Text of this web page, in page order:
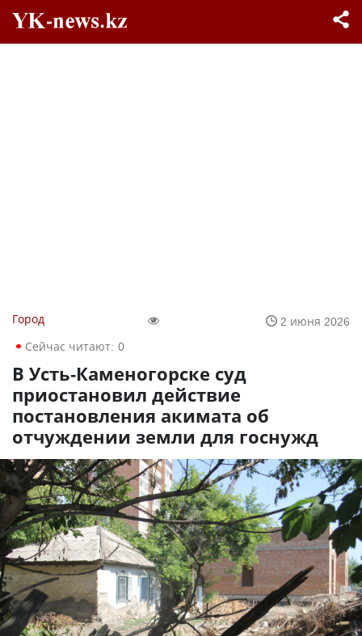
Город
2 июня 2026
Сейчас читают: 0
В Усть-Каменогорске суд
приостановил действие
постановления акимата об
отчуждении земли для госнужд